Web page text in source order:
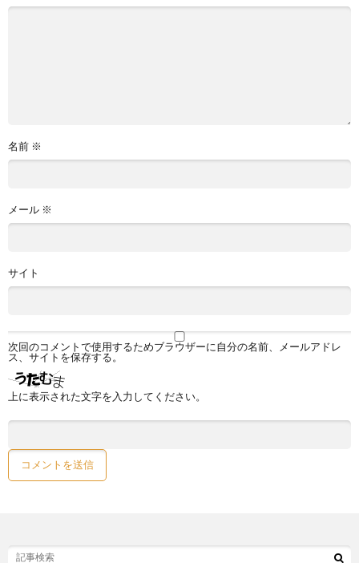
名前 ※
メール ※
サイト
次回のコメントで使用するためブラウザーに自分の名前、メールアドレ
ス、サイトを保存する。
上に表示された文字を入力してください。